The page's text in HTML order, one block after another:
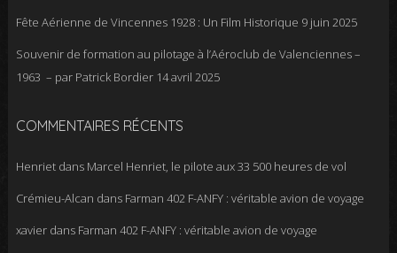
Fête Aérienne de Vincennes 1928 : Un Film Historique 9 juin 2025
Souvenir de formation au pilotage à l’Aéroclub de Valenciennes –
1963 – par Patrick Bordier 14 avril 2025
COMMENTAIRES RÉCENTS
Henrietdans Marcel Henriet, le pilote aux 33 500 heures de vol
Crémieu-Alcan dans Farman 402 F-ANFY : véritable avion de voyage
xavierdans Farman 402 F-ANFY : véritable avion de voyage